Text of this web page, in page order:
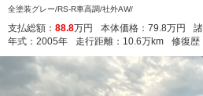
全塗装グレー/RS-R車高調/社外AW/
支払総額： 88.8万円 本体価格： 79.8万円
年式： 2005年 走行距離： 10.6万km 修復歴